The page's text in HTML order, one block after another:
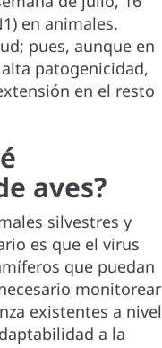
en animales.
pues, aunque en
patogenicidad,
en el resto
aves?
silvestres y
es que el virus
que puedan
monitorear
existentes a nivel
a la